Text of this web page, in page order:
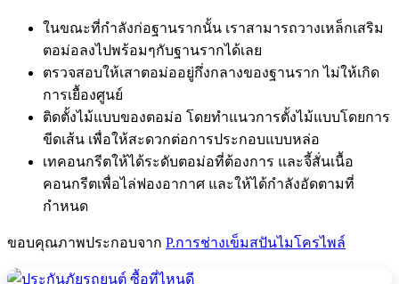
ในขณะที่กำลังก่อฐานรากนั้น เราสามารถวางเหล็กเสริม
ตอม่อลงไปพร้อมๆกับฐานรากได้เลย
ตรวจสอบให้เสาตอม่ออยู่กึ่งกลางของฐานราก ไม่ให้เกิด
การเยื้องศูนย์
ติดตั้งไม้แบบของตอม่อ โดยทำแนวการตั้งไม้แบบโดยการ
ขีดเส้น เพื่อให้สะดวกต่อการประกอบแบบหล่อ
เทคอนกรีตให้ได้ระดับตอม่อที่ต้องการ และจี้สั่นเนื้อ
คอนกรีตเพื่อไล่ฟองอากาศ และให้ได้กำลังอัดตามที่
กำหนด
ขอบคุณภาพประกอบจาก P.การช่างเข็มสปันไมโครไพล์